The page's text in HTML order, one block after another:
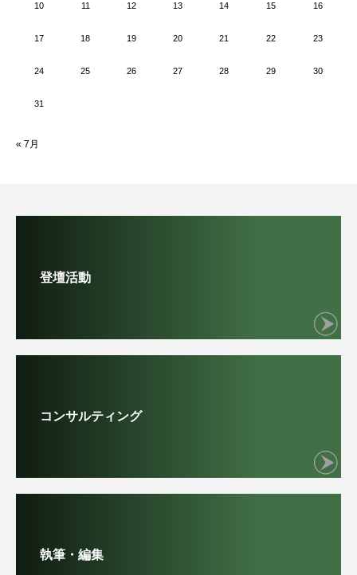
10 11 12 13 14 15 16
17 18 19 20 21 22 23
24 25 26 27 28 29 30
31
« 7月
登壇活動
コンサルティング
執筆・編集